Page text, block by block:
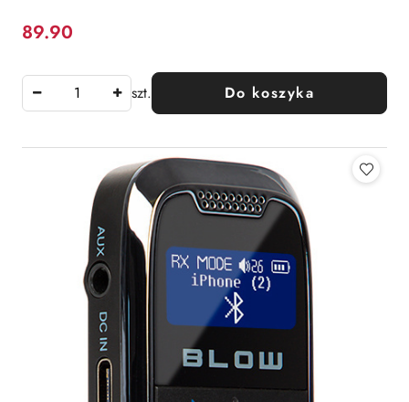
Cena:
89.90
szt. Do koszyka